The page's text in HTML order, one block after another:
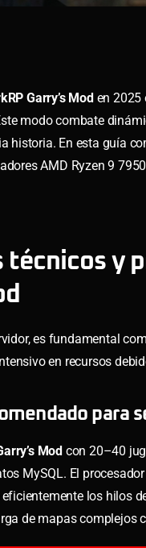
Garry’s Moden 2025
modo combate
historia. En esta guía
AMD Ryzen 9
técnicos y
es fundamental
en recursos
para
Mod con 20–40
MySQL. El
los hilos
de mapas complejos